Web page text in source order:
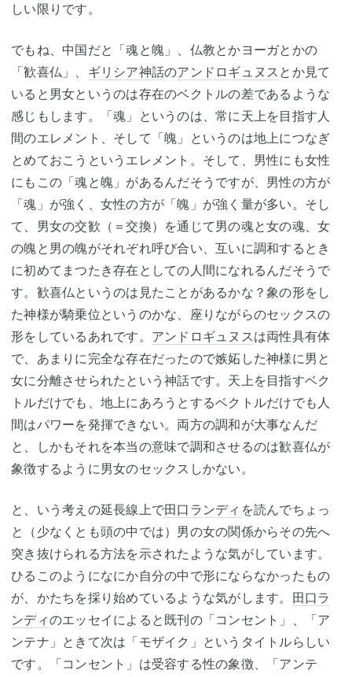
しい限りです。
でもね、中国だと「魂と魄」、仏教とかヨーガとかの
「歓喜仏」、 ギリシア神話のアンドロギュヌス とか見て
いると男女というのは存在のベクトルの差であるような
感じもします。「魂」というのは、常に天上を目指す人
間のエレメント、そして「魄」というのは地上につなぎ
とめておこうというエレメント。そして、男性にも女性
にもこの「魂と魄」があるんだそうですが、男性の方が
「魂」が強く、女性の方が「魄」が強く量が多い。そし
て、男女の交歓（＝交換）を通じて男の魂と女の魂、女
の魄と男の魄がそれぞれ呼び合い、互いに調和するとき
に初めてまつたき存在としての人間になれるんだそうで
す。歓喜仏というのは見たことがあるかな？象の形をし
た神様が騎乗位というのかな、座りながらのセックスの
形をしているあれです。 アンドロギュヌスは両性具有体
で、あまりに完全な存在だったので嫉妬した神様に男と
女に分離させられたという神話です。天上を目指すベク
トルだけでも、地上にあろうとするベクトルだけでも人
間はパワーを発揮できない。両方の調和が大事なんだ
と、しかもそれを本当の意味で調和させるのは歓喜仏が
象徴するように男女のセックスしかない。
と、いう考えの延長線上で田口ランディ を読んでちょっ
と（少なくとも頭の中では）男の女の関係からその先へ
突き抜けられる方法を示されたような気がしています。
ひるこのようになにか自分の中で形にならなかったもの
が、かたちを採り始めているような気がします。 田口ラ
ンディのエッセイによると既刊の「コンセント」、「ア
ンテナ」ときて次は「モザイク」というタイトルらしい
です。「コンセント」は受容する性の象徴、「アンテ